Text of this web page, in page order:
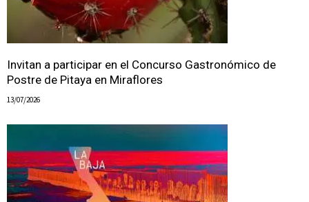
Invitan a participar en el Concurso Gastronómico de
Postre de Pitaya en Miraflores
13/07/2026